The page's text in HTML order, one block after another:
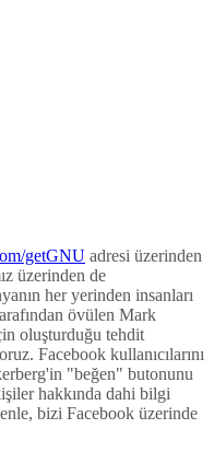
getGNU adresi üzerinden
üzerinden de
her yerinden insanları
övülen Mark
oluşturduğu tehdit
Facebook kullanıcılarını
"beğen" butonunu
hakkında dahi bilgi
bizi Facebook üzerinde